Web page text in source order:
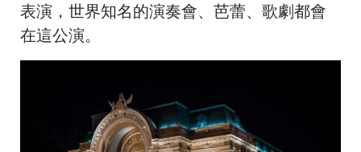
表演，世界知名的演奏會、芭蕾、歌劇都會
在這公演。